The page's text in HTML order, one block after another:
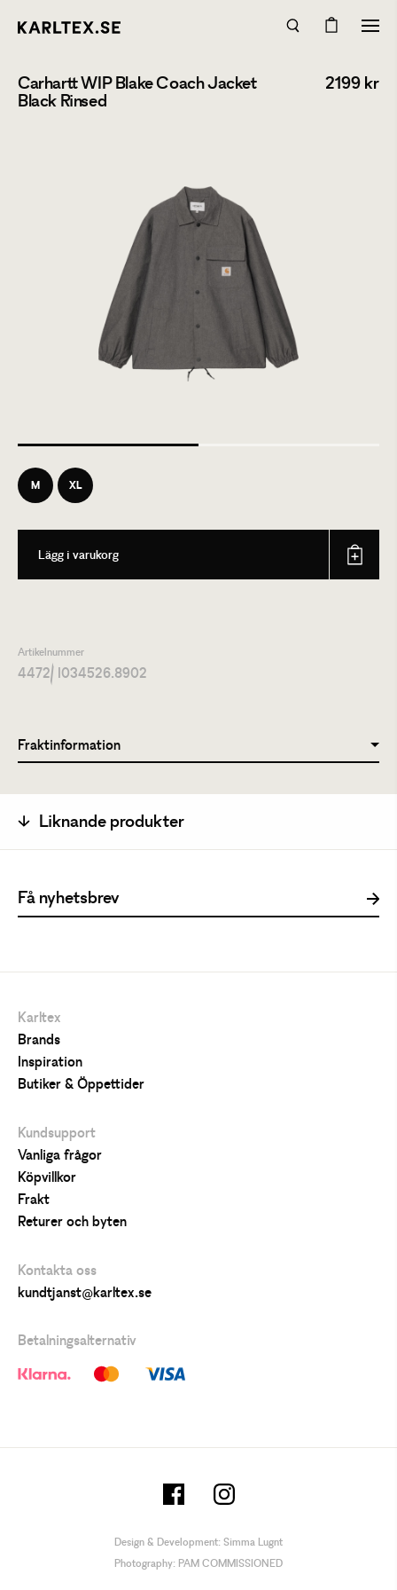
Carhartt WIP Blake Coach Jacket
Black Rinsed
2199 kr
M XL
Lägg i varukorg
Artikelnummer
4472/ I034526.8902
Fraktinformation
Liknande produkter
Karltex
Brands
Inspiration
Butiker & Öppettider
Kundsupport
Vanliga frågor
Köpvillkor
Frakt
Returer och byten
Kontakta oss
kundtjanst@karltex.se
Betalningsalternativ
Design & Development: Simma Lugnt
Photography: PAM COMMISSIONED